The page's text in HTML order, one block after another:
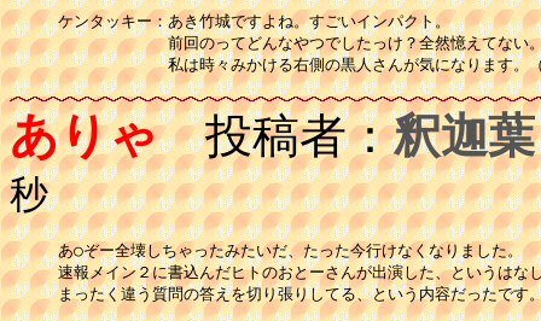
ケンタッキー：あき竹城ですよね。すごいインパクト。
前回のってどんなやつでしたっけ？全然憶えてない
私は時々みかける右側の黒人さんが気になりま
ありゃ投稿者：釈迦葉
秒
あ○ぞー全壊しちゃったみたいだ、たった今行けなくなりました。
速報メイン２に書込んだヒトのおとーさんが出演した、というはな
まったく違う質問の答えを切り張りしてる、という内容だったです